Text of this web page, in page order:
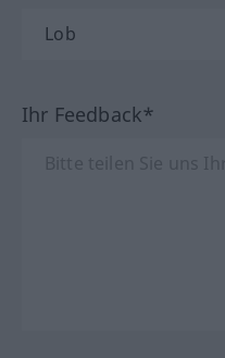
Ihr Feedback*